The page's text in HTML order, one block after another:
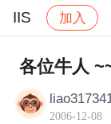
IIS 加入
社区 IIS
各位牛人
2006-12-08